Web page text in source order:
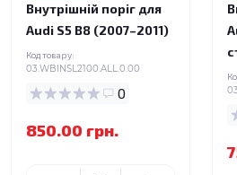
Внутрішній поріг для
Audi S5 B8 (2007–2011)
Код товару:
03.WBINSL2100.ALL.0.00
0
850.00 грн.